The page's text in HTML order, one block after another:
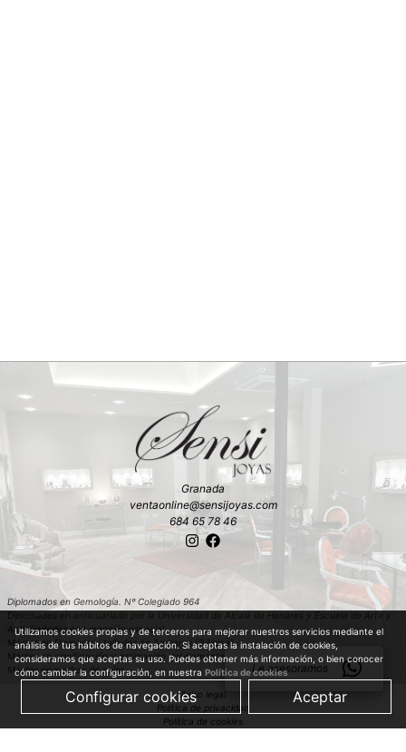
Granada
ventaonline@sensijoyas.com
684 65 78 46
Diplomados en Gemología. Nº Colegiado 964
Diplomados en anticuariado por la Universidad de Alcalá de Henares y Escuela de Arte y
Antigüedades con mención especial
Máster en Diamantes tallados en Amberes (Bélgica)
Máster en clasificación y estimación del diamante en bruto en Amberes (Bélgica)
Máster en piedras de color
Aviso legal
Política de privacidad
Política de cookies
Utilizamos cookies propias y de terceros para mejorar nuestros servicios mediante el
análisis de tus hábitos de navegación. Si aceptas la instalación de cookies,
consideramos que aceptas su uso. Puedes obtener más información, o bien conocer
cómo cambiar la configuración, en nuestra Política de cookies
Configurar cookies Aceptar
Le asesoramos